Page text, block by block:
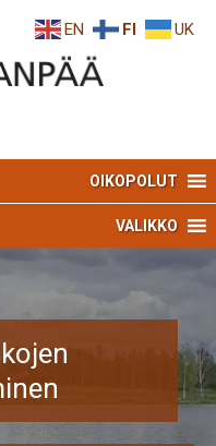
OIKOPOLUT
VALIKKO
EN FI UK